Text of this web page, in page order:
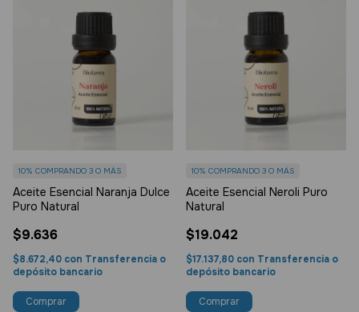
Aceite Esencial Naranja Dulce
Puro Natural
$9.636
10% COMPRANDO 3 O MÁS
$8.672,40 con Transferencia o
depósito bancario
Aceite Esencial Neroli Puro
Natural
$19.042
10% COMPRANDO 3 O MÁS
$17.137,80 con Transferencia o
depósito bancario